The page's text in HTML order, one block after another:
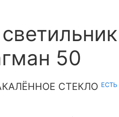
50
СТЕКЛО